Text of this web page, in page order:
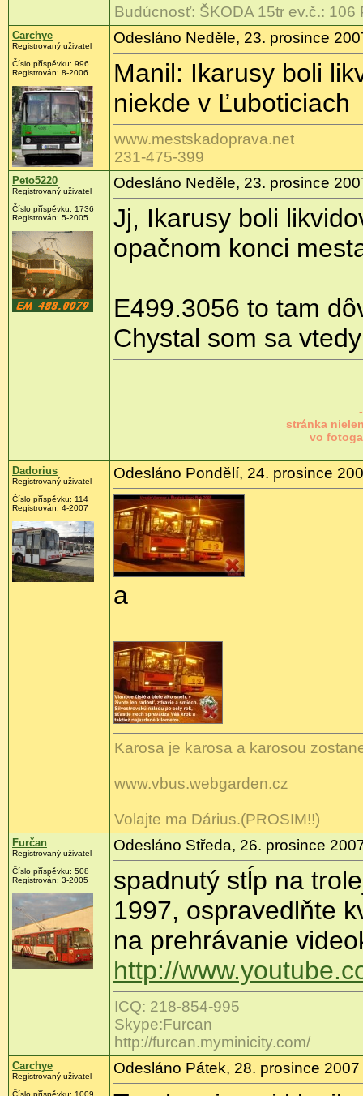
Budúcnosť: ŠKODA 15tr ev.č.:
Carchye
Registrovaný uživatel
Číslo příspěvku: 996
Registrován: 8-2006
Odesláno Neděle, 23. prosince
Manil: Ikarusy boli
niekde v Ľuboticiach
www.mestskadoprava.net
231-475-399
Peto5220
Registrovaný uživatel
Číslo příspěvku: 1736
Registrován: 5-2005
Odesláno Neděle, 23. prosince
Jj, Ikarusy boli
opačnom konci
E499.3056 to tam
Chystal som sa
stránka
vo
Dadorius
Registrovaný uživatel
Číslo příspěvku: 114
Registrován: 4-2007
Odesláno Pondělí, 24. prosince
a
Karosa je karosa a karosou
www.vbus.webgarden.cz
Volajte ma Dárius.(PROSIM!!)
Furčan
Registrovaný uživatel
Číslo příspěvku: 508
Registrován: 3-2005
Odesláno Středa, 26. prosince
spadnutý stĺp na
1997, ospravedlňte
na prehrávanie
http://
ICQ: 218-854-995
Skype:Furcan
http://furcan.myminicity.com/
Carchye
Registrovaný uživatel
Odesláno Pátek, 28. prosince